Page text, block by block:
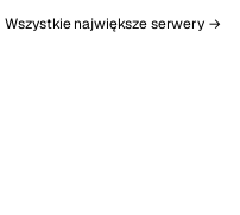
Wszystkie największe serwery →